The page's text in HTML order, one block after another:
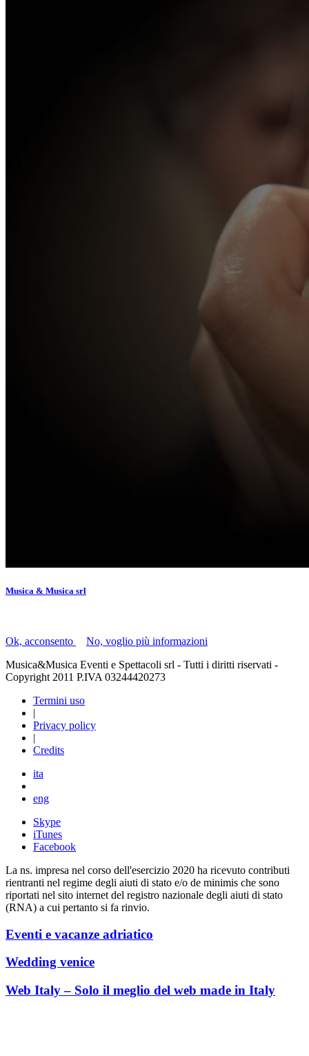
Musica & Musica srl
Ok, acconsento
No, voglio più informazioni
Musica&Musica Eventi e Spettacoli srl - Tutti i diritti riservati -
Copyright 2011 P.IVA 03244420273
Termini uso
|
Privacy policy
|
Credits
ita
eng
Skype
iTunes
Facebook
La ns. impresa nel corso dell'esercizio 2020 ha ricevuto contributi
rientranti nel regime degli aiuti di stato e/o de minimis che sono
riportati nel sito internet del registro nazionale degli aiuti di stato
(RNA) a cui pertanto si fa rinvio.
Eventi e vacanze adriatico
Wedding venice
Web Italy – Solo il meglio del web made in Italy